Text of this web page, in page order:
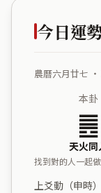
今日運
農曆六月廿七
本卦
䷌
天火同
找到對的人一起
上爻動（申時）